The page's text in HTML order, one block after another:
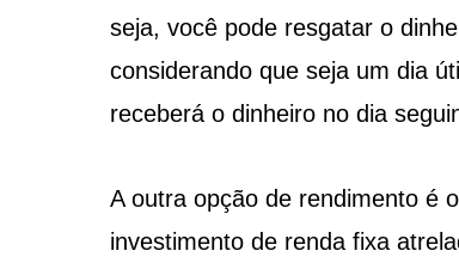
seja, você pode resgatar o
considerando que seja um dia
receberá o dinheiro no dia
A outra opção de rendimento é
investimento de renda fixa